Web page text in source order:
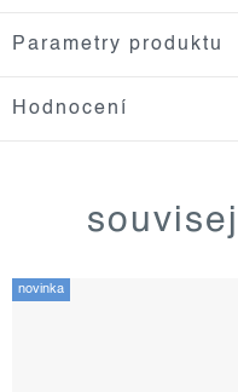
Parametry produktu
Hodnocení
novinka